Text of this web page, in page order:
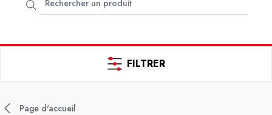
FILTRER
Page d'accueil